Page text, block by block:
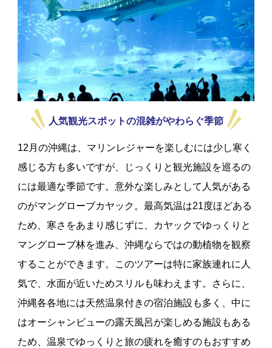
人気観光スポットの混雑がやわらぐ季節
12月の沖縄は、マリンレジャーを楽しむには少し寒く
感じる方も多いですが、じっくりと観光施設を巡るの
には最適な季節です。意外な楽しみとして人気がある
のがマングローブカヤック。最高気温は21度ほどある
ため、寒さをあまり感じずに、カヤックでゆっくりと
マングローブ林を進み、沖縄ならではの動植物を観察
することができます。このツアーは特に家族連れに人
気で、水面が近いためスリルも味わえます。さらに、
沖縄各各地には天然温泉付きの宿泊施設も多く、中に
はオーシャンビューの露天風呂が楽しめる施設もある
ため、温泉でゆっくりと旅の疲れを癒すのもおすすめ